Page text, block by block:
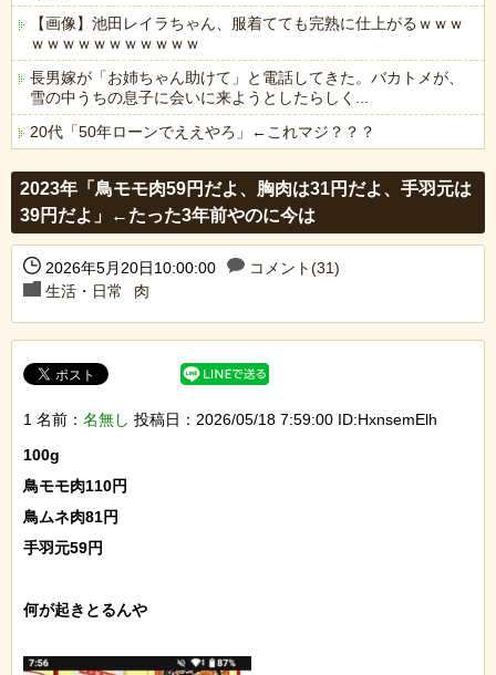
【画像】池田レイラちゃん、服着てても完熟に仕上がるｗｗｗ
ｗｗｗｗｗｗｗｗｗｗｗ
長男嫁が「お姉ちゃん助けて」と電話してきた。バカトメが、
雪の中うちの息子に会いに来ようとしたらしく...
20代「50年ローンでええやろ」←これマジ？？？
2023年「鳥モモ肉59円だよ、胸肉は31円だよ、手羽元は
39円だよ」←たった3年前やのに今は
2026年5月20日10:00:00
コメント(31)
生活・日常
肉
1 名前： 名無し 投稿日：2026/05/18 7:59:00 ID:HxnsemElh
100g
鳥モモ肉110円
鳥ムネ肉81円
手羽元59円
何が起きとるんや